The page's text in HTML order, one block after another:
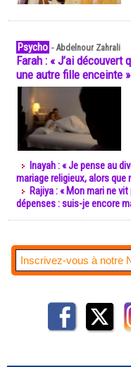
Psycho -Abdelnour Zahrali
Farah : « J’ai découvert
une autre fille enceinte »
Inayah : « Je pense au
mariage religieux, alors
Rajiya : « Mon mari ne
dépenses : suis-je encore